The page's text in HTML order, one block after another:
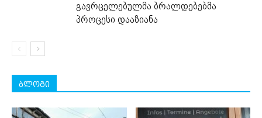
გავრცელებულმა ბრალდებებმა
პროცესი დააზიანა
ბლოგი